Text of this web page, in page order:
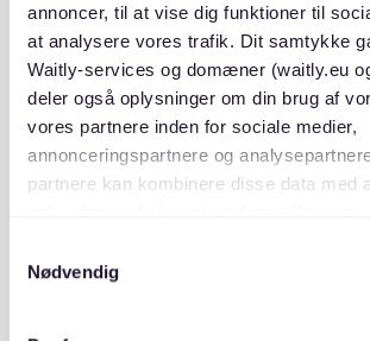
annoncer, til at vise dig funktioner til
at analysere vores trafik. Dit samtykke
Waitly-services og domæner (waitly.eu
deler også oplysninger om din brug af
vores partnere inden for sociale medier,
annonceringspartnere og
partnere kan kombinere disse data med
cookies, hvis du fortsætter med at
Nødvendig
A/B Sofienhøj er opført i 1948 og
med seks opgange til 4. sal, i alt 56
garager.
Byggeriet ligger på Sofienhøjvej 5-7 i
Foreningen driver i fællesskab med to
ejendomme fælles gårdanlæg med
legeplads.